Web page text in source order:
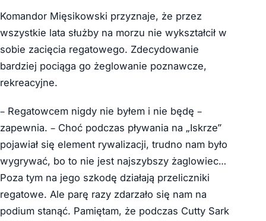
Komandor Mięsikowski przyznaje, że przez
wszystkie lata służby na morzu nie wykształcił w
sobie zacięcia regatowego. Zdecydowanie
bardziej pociąga go żeglowanie poznawcze,
rekreacyjne.
– Regatowcem nigdy nie byłem i nie będę –
zapewnia. – Choć podczas pływania na „Iskrze”
pojawiał się element rywalizacji, trudno nam było
wygrywać, bo to nie jest najszybszy żaglowiec…
Poza tym na jego szkodę działają przeliczniki
regatowe. Ale parę razy zdarzało się nam na
podium stanąć. Pamiętam, że podczas Cutty Sark